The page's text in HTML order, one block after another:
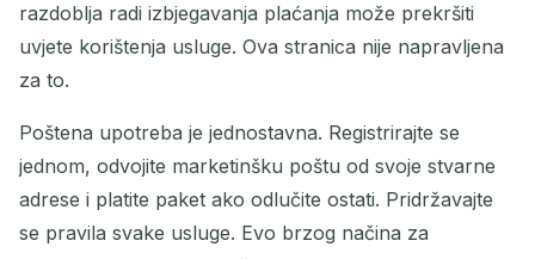
razdoblja radi izbjegavanja plaćanja može prekršiti
uvjete korištenja usluge. Ova stranica nije napravljena
za to.
Poštena upotreba je jednostavna. Registrirajte se
jednom, odvojite marketinšku poštu od svoje stvarne
adrese i platite paket ako odlučite ostati. Pridržavajte
se pravila svake usluge. Evo brzog načina za